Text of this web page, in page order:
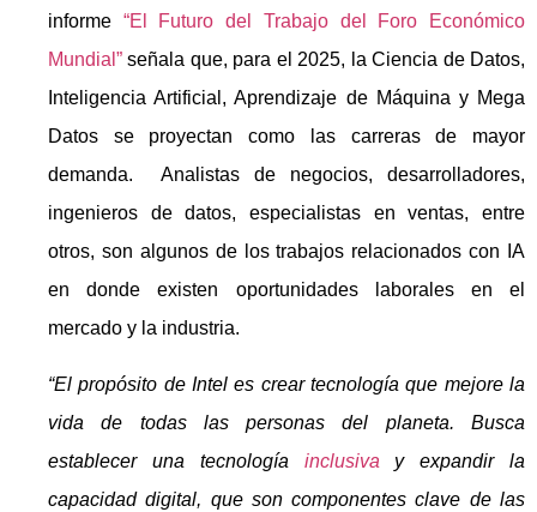
informe “El Futuro del Trabajo del Foro Económico
Mundial” señala que, para el 2025, la Ciencia de Datos,
Inteligencia Artificial, Aprendizaje de Máquina y Mega
Datos se proyectan como las carreras de mayor
demanda. Analistas de negocios, desarrolladores,
ingenieros de datos, especialistas en ventas, entre
otros, son algunos de los trabajos relacionados con IA
en donde existen oportunidades laborales en el
mercado y la industria.
“El propósito de Intel es crear tecnología que mejore la
vida de todas las personas del planeta. Busca
establecer una tecnología inclusiva y expandir la
capacidad digital, que son componentes clave de las